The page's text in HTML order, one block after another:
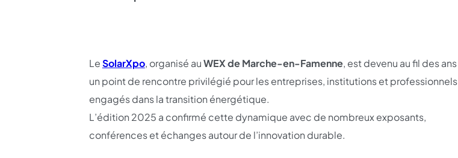
LeSolarXpo, organisé auWEX de Marche-en-Famenne, est devenu au fil des ans
un point de rencontre privilégié pour les entreprises, institutions et professionnels
engagés dans la transition énergétique.
L’édition 2025 a confirmé cette dynamique avec de nombreux exposants,
conférences et échanges autour de l’innovation durable.